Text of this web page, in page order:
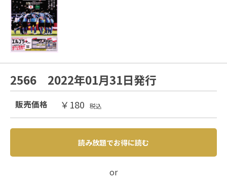
2566 2022年01月31日発行
販売価格 ￥180 税込
読み放題でお得に読む
or